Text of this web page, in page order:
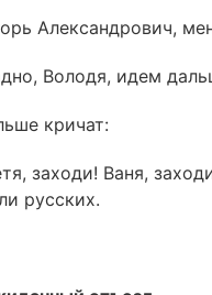
Александрович,
Володя, идем
кричат:
заходи! Ваня,
русских.